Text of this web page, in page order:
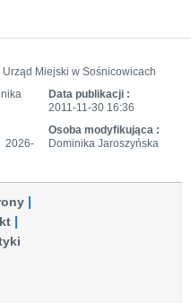
Urząd Miejski w Sośnicowicach
Data publikacji :
2011-11-30 16:36
2026-
Osoba modyfikująca :
Dominika Jaroszyńska